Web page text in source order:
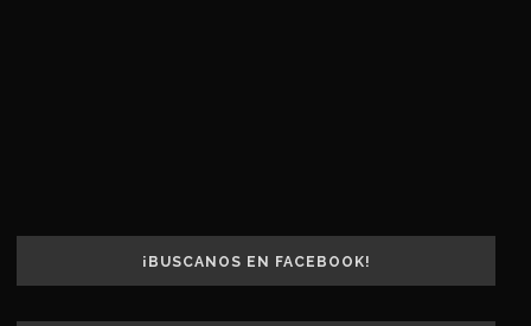
¡BUSCANOS EN FACEBOOK!